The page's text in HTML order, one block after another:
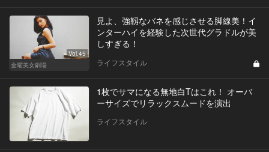
Vol.45
金曜美女劇場
見よ、強靱なバネを感じさせる脚線美！イ
ンターハイを経験した次世代グラドルが美
しすぎる！
ライフスタイル
1枚でサマになる無地白Tはこれ！ オーバ
ーサイズでリラックスムードを演出
ライフスタイル